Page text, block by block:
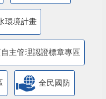
環境計畫
主管理認證標章專區
全民國防